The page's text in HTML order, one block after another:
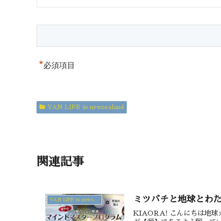
*必須項目
VAN LIFE in newzealand
関連記事
VAN LIFE in newzealand ミツバチと地球とわ
KIAORA! こんにちは地球